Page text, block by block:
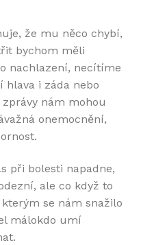
že mu něco chybí,
bychom měli
nachlazení, necítíme
hlava i záda nebo
nám mohou
onemocnění,
při bolesti napadne,
ale co když to
se nám snažilo
málokdo umí